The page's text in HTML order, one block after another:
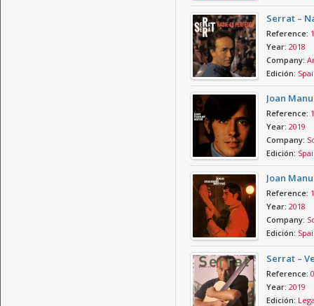
Serrat –
Reference:
Year: 2018
Company:
Edición:
Joan
Reference:
Year: 2019
Company:
Edición:
Joan
Reference:
Year: 2018
Company:
Edición:
Serrat –
Reference:
Year: 2019
Edición: